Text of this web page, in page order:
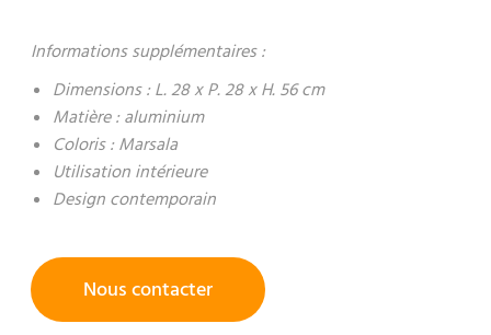
Informations supplémentaires :
Dimensions : L. 28 x P. 28 x H. 56 cm
Matière : aluminium
Coloris : Marsala
Utilisation intérieure
Design contemporain
Nous contacter